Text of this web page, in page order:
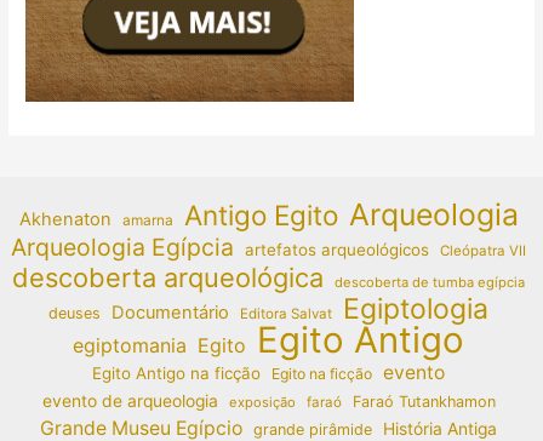
Akhenaton amarna Antigo Egito Arqueologia
Arqueologia Egípcia artefatos arqueológicos Cleópatra VII
descoberta arqueológica descoberta de tumba egípcia
deuses Documentário Editora Salvat Egiptologia
egiptomania Egito Egito Antigo
Egito Antigo na ficção Egito na ficção evento
evento de arqueologia exposição faraó Faraó Tutankhamon
Grande Museu Egípcio grande pirâmide
História Antiga